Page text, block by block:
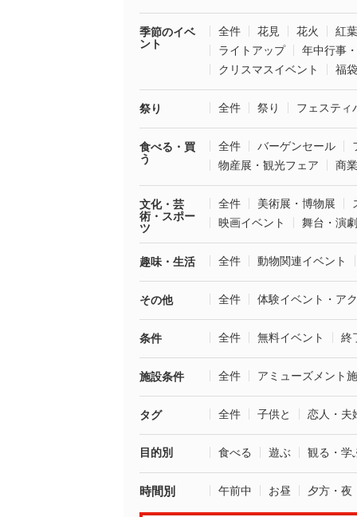
季節のイベ
ント
全件 花見 花火
紅葉
ライトアップ
年中行事
クリスマスイベント
福
祭り 全件 祭り フェスティ
食べる・買
う
全件 バーゲンセール
物産展・観光フェア
商
文化・芸
術・スポー
ツ
全件 美術展・博物展
映画イベント
舞台・演劇
趣味・生活 全件 動物関連イベント
その他 全件 体験イベント・ア
条件 全件 無料イベント 終
施設条件 全件 アミューズメント
タグ 全件 子供と 恋人・夫
目的別 食べる 遊ぶ 観る・学
時間別 午前中 お昼 夕方・夜